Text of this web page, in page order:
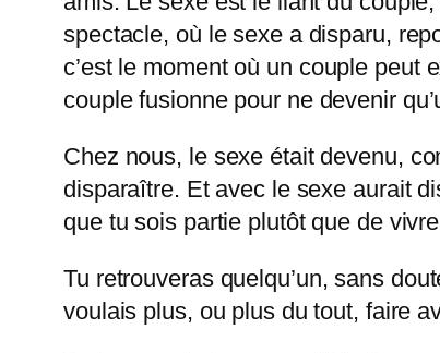
spectacle, où le sexe a disparu,
c’est le moment où un couple peut
couple fusionne pour ne devenir
Chez nous, le sexe était devenu,
disparaître. Et avec le sexe aurait
que tu sois partie plutôt que de
Tu retrouveras quelqu’un, sans
voulais plus, ou plus du tout, faire